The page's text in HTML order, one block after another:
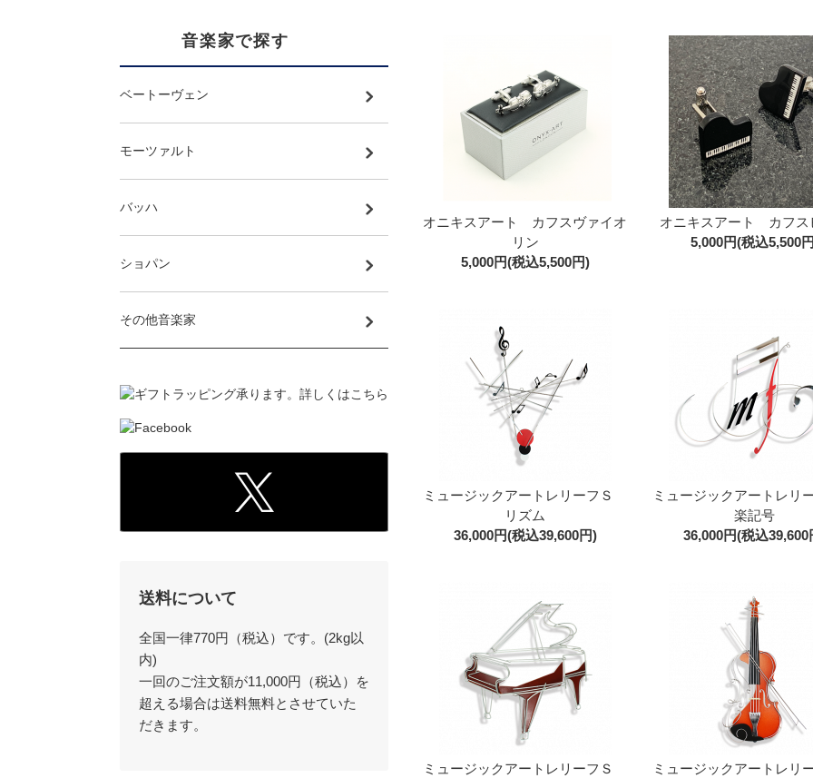
オニキスアート カフスヴァイオ
リン
5,000円(税込5,500円)
オニキスアート カフス
5,000円(税込5,500
ミュージックアートレリーフＳ
リズム
36,000円(税込39,600円)
ミュージックアートレ
楽記号
36,000円(税込39,600
ミュージックアートレリーフＳ
ミュージックアートレリ
音楽家で探す
ベートーヴェン
モーツァルト
バッハ
ショパン
その他音楽家
送料について
全国一律770円（税込）です。(2kg以
内)
一回のご注文額が11,000円（税込）を
超える場合は送料無料とさせていた
だきます。